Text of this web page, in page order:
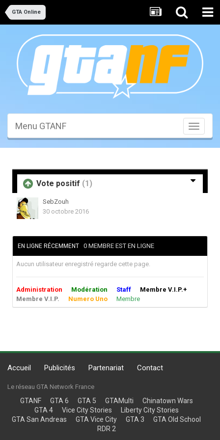
GTA Online
Toggle
Menu GTANF
Vote positif (1)
SebZouh
30 octobre 2016
EN LIGNE RÉCEMMENT 0 MEMBRE EST EN LIGNE
Aucun utilisateur enregistré regarde cette page.
Administration Modération Staff
Membre V.I.P.+
Membre V.I.P.
Numero Uno Membre
Accueil Publicités Partenariat Contact
Le réseau GTA Network France
GTANF GTA 6 GTA 5 GTAMulti
Chinatown Wars
GTA 4
Vice City Stories
Liberty City Stories
GTA San Andreas
GTA Vice City GTA 3
GTA Old School
RDR 2